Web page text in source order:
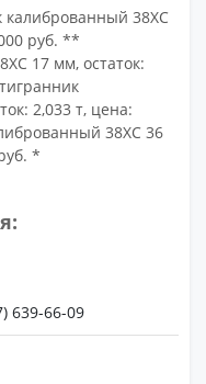
38ХС
руб. **
17 мм, остаток:
2,033 т, цена:
38ХС 36
*
639-66-09